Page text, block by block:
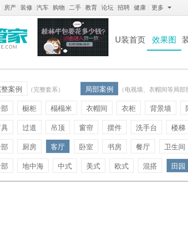
房产 装修 汽车 购物 二手 教育 论坛 招聘 健康 更多
U装首页 效果图
案例 （完整套系） 局部案例 （电视墙、衣帽间等局部
橱柜 榻榻米 衣帽间 衣柜 背景墙
过道 吊顶 窗帘 摆件 洗手台 楼梯
厨房 客厅 卧室 书房 餐厅 卫生间
地中海 中式 美式 欧式 混搭 田园